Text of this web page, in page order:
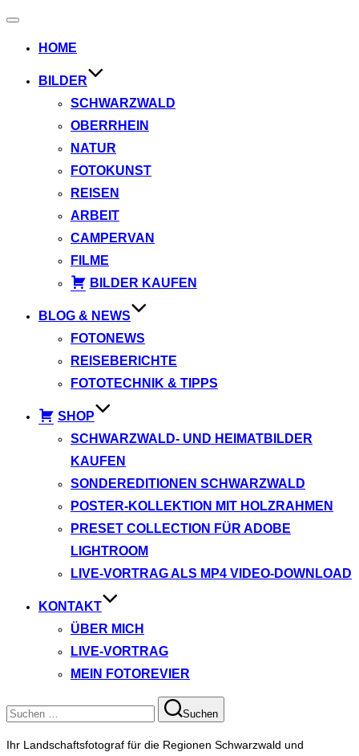
Navigation
HOME
BILDER
SCHWARZWALD
OBERRHEIN
NATUR
FOTOKUNST
REISEN
ARBEIT
CAMPERVAN
FILME
BILDER KAUFEN
BLOG & NEWS
FOTONEWS
REISEBERICHTE
FOTOTECHNIK & TIPPS
SHOP
SCHWARZWALD- UND HEIMATBILDER
KAUFEN
SONDEREDITIONEN SCHWARZWALD
POSTER-KOLLEKTION MIT HOLZRAHMEN
PRESET COLLECTION FÜR ADOBE
LIGHTROOM
LIVE-VORTRAG ALS MP4 VIDEO-DOWNLOAD
KONTAKT
ÜBER MICH
LIVE-VORTRAG
MEIN FOTOREVIER
Suchen
nach:
Suchen
Ihr Landschaftsfotograf für die Regionen Schwarzwald und